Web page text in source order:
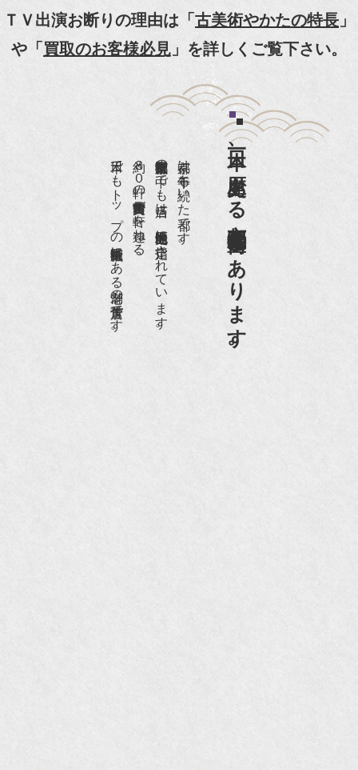
【動画】
『京都新聞』とKBS京都で鴨東まちなか美術館を
『和楽』7月号 樋口可南子さんがお店へ！！
『樋口可南子の古寺散歩』（5月17日発行）
NHK「趣味Do楽」とよた真帆さんご来店！【動
NHK『美の壺』（4月24日放送）
『和楽』10月号
『Hanako 京都案内』
『FIGARO japon』12月号
ＴＶ出演お断りの理由は「古美術やかたの特長 」
や「買取のお客様必見 」を詳しくご覧下さい。
日本一、歴史ある
京都祇園骨董街にあります。
京都は千年も続いた都です。
京都祇園骨董街の中でも当店は、歴史的保全地区に指定されています。
約８０軒の古美術骨董商が軒を連ねる、
日本でもトップの祇園骨董街にある老舗の骨董店です。